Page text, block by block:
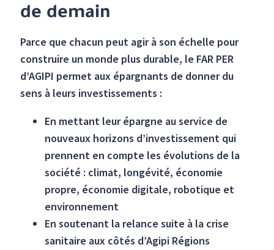
de demain
Parce que chacun peut agir à son échelle pour
construire un monde plus durable, le FAR PER
d’AGIPI permet aux épargnants de donner du
sens à leurs investissements :
En mettant leur épargne au service de
nouveaux horizons d’investissement qui
prennent en compte les évolutions de la
société : climat, longévité, économie
propre, économie digitale, robotique et
environnement
En soutenant la relance suite à la crise
sanitaire aux côtés d’Agipi Régions